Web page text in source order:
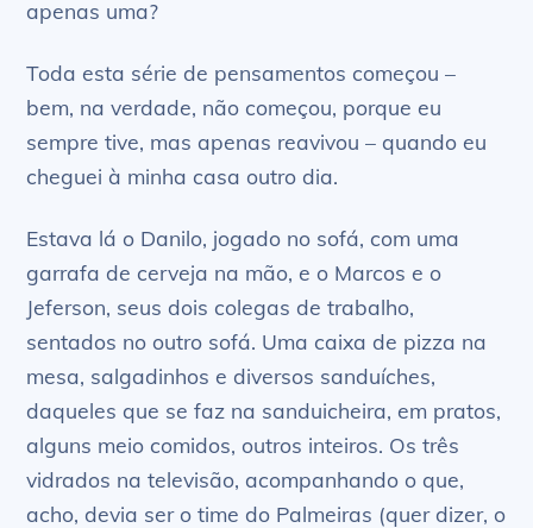
apenas uma?
Toda esta série de pensamentos começou –
bem, na verdade, não começou, porque eu
sempre tive, mas apenas reavivou – quando eu
cheguei à minha casa outro dia.
Estava lá o Danilo, jogado no sofá, com uma
garrafa de cerveja na mão, e o Marcos e o
Jeferson, seus dois colegas de trabalho,
sentados no outro sofá. Uma caixa de pizza na
mesa, salgadinhos e diversos sanduíches,
daqueles que se faz na sanduicheira, em pratos,
alguns meio comidos, outros inteiros. Os três
vidrados na televisão, acompanhando o que,
acho, devia ser o time do Palmeiras (quer dizer, o